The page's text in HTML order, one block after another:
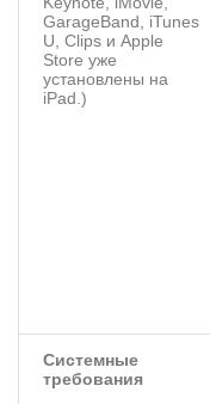
GarageBand, iTunes
U, Clips и Apple
Store уже
установлены на
iPad.)
Системные
требования